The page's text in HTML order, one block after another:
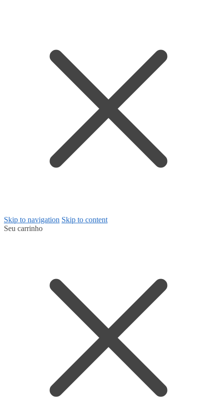
Skip to navigation Skip to content
Seu carrinho